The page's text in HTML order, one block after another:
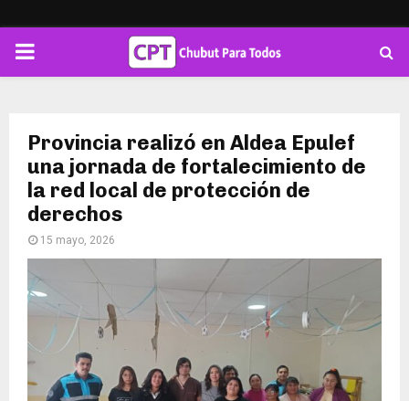
PRIMARY
Provincia realizó en Aldea Epulef
una jornada de fortalecimiento de
la red local de protección de
derechos
15 mayo, 2026